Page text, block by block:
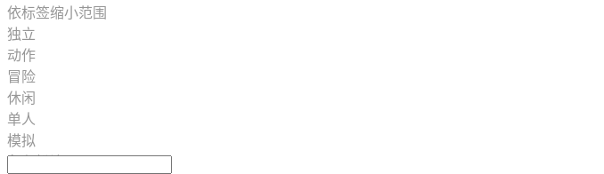
依标签缩小范围
独立
动作
冒险
休闲
单人
模拟